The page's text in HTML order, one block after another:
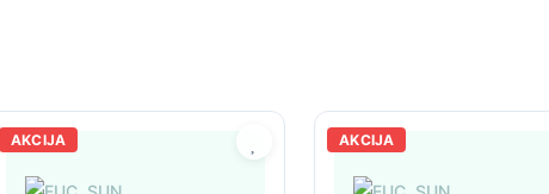
AKCIJA AKCIJA